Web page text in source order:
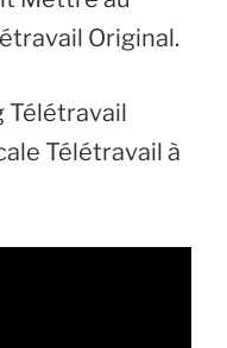
Original.
Télétravail
Télétravail à